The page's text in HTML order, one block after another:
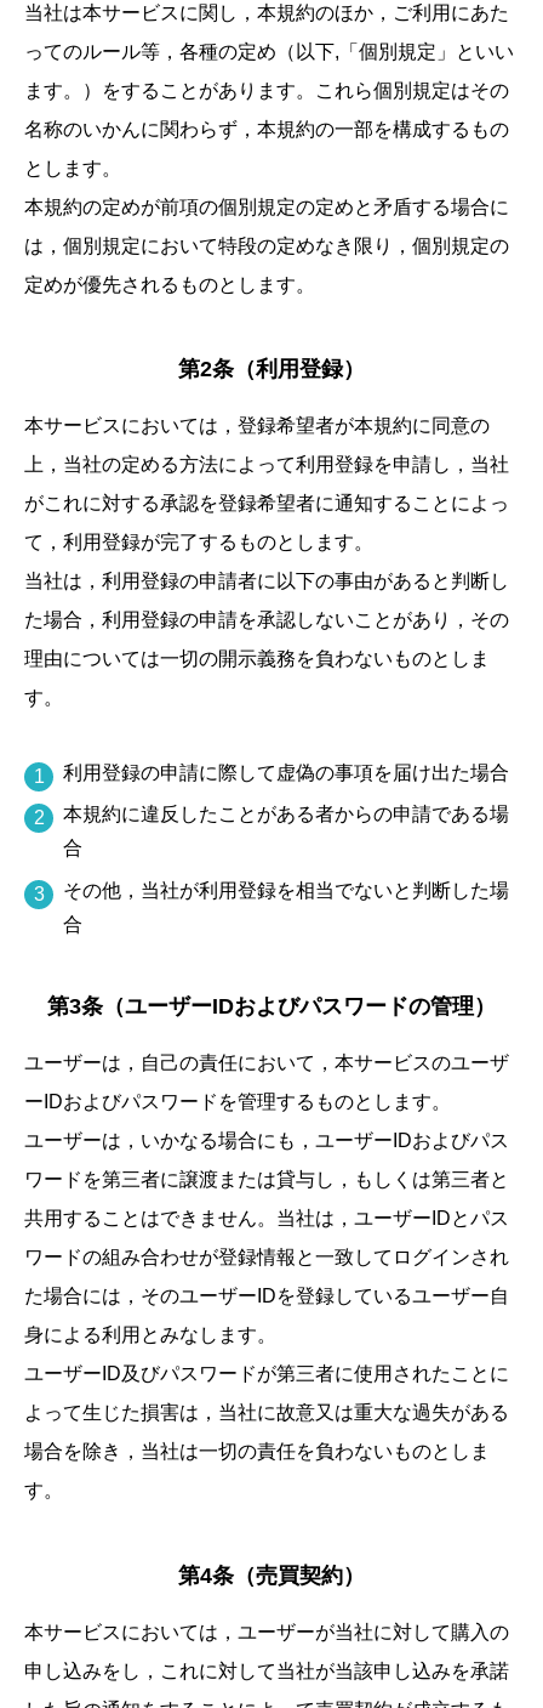
当社は本サービスに関し，本規約のほか，ご利用にあた
ってのルール等，各種の定め（以下,「個別規定」といい
ます。）をすることがあります。これら個別規定はその
名称のいかんに関わらず，本規約の一部を構成するもの
とします。
本規約の定めが前項の個別規定の定めと矛盾する場合に
は，個別規定において特段の定めなき限り，個別規定の
定めが優先されるものとします。
第2条（利用登録）
本サービスにおいては，登録希望者が本規約に同意の
上，当社の定める方法によって利用登録を申請し，当社
がこれに対する承認を登録希望者に通知することによっ
て，利用登録が完了するものとします。
当社は，利用登録の申請者に以下の事由があると判断し
た場合，利用登録の申請を承認しないことがあり，その
理由については一切の開示義務を負わないものとしま
す。
利用登録の申請に際して虚偽の事項を届け出た場合
本規約に違反したことがある者からの申請である場
合
その他，当社が利用登録を相当でないと判断した場
合
第3条（ユーザーIDおよびパスワードの管理）
ユーザーは，自己の責任において，本サービスのユーザ
ーIDおよびパスワードを管理するものとします。
ユーザーは，いかなる場合にも，ユーザーIDおよびパス
ワードを第三者に譲渡または貸与し，もしくは第三者と
共用することはできません。当社は，ユーザーIDとパス
ワードの組み合わせが登録情報と一致してログインされ
た場合には，そのユーザーIDを登録しているユーザー自
身による利用とみなします。
ユーザーID及びパスワードが第三者に使用されたことに
よって生じた損害は，当社に故意又は重大な過失がある
場合を除き，当社は一切の責任を負わないものとしま
す。
第4条（売買契約）
本サービスにおいては，ユーザーが当社に対して購入の
申し込みをし，これに対して当社が当該申し込みを承諾